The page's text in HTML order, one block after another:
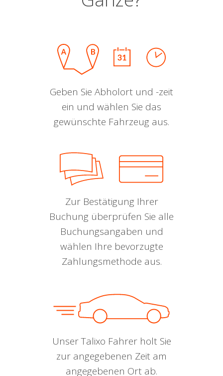
Geben Sie Abholort und -zeit
ein und wählen Sie das
gewünschte Fahrzeug aus.
Zur Bestätigung Ihrer
Buchung überprüfen Sie alle
Buchungsangaben und
wählen Ihre bevorzugte
Zahlungsmethode aus.
Unser Talixo Fahrer holt Sie
zur angegebenen Zeit am
angegebenen Ort ab.